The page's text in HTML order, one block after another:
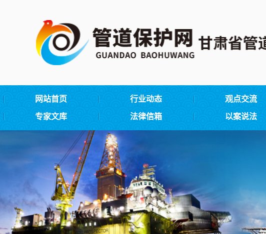
网站首页 行业动态 观点交流
专家文库 法律信箱 以案说法